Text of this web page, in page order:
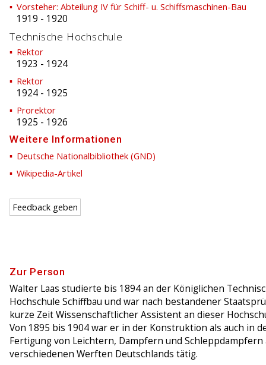
Zur Person
Walter Laas studierte bis 1894 an der Königlichen
Hochschule Schiffbau und war nach bestandener
kurze Zeit Wissenschaftlicher Assistent an dieser
Von 1895 bis 1904 war er in der Konstruktion als auch in
Fertigung von Leichtern, Dampfern und Schleppdampfern
verschiedenen Werften Deutschlands tätig.
Vorsteher: Abteilung IV für Schiff- u. Schiffsmaschinen-Bau
1919 - 1920
Technische Hochschule
Rektor
1923 - 1924
Rektor
1924 - 1925
Prorektor
1925 - 1926
Weitere Informationen
Deutsche Nationalbibliothek (GND)
Wikipedia-Artikel
Feedback geben